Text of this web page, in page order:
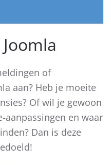
of
aan? Heb je moeite
Of wil je gewoon
aanpassingen en waar
Dan is deze